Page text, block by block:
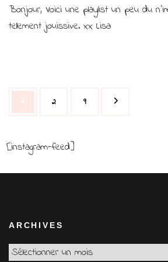
Playlist
du
?
Bonjour, Voici une playlist un peu du
tellement jouissive. xx Lisa
Navigation
des
Page
1 Page
2 Page
9
[instagram-feed]
ARCHIVES
Archives